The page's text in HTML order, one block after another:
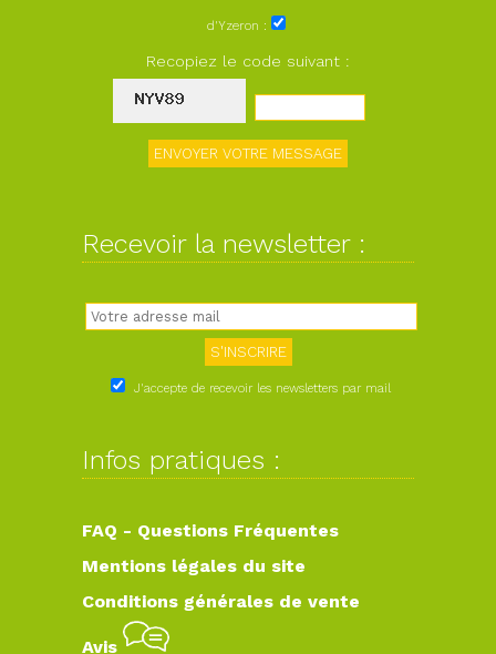
d'Yzeron :
Recopiez le code suivant :
Recevoir la newsletter :
J'accepte de recevoir les newsletters par mail
Infos pratiques :
FAQ - Questions Fréquentes
Mentions légales du site
Conditions générales de vente
Avis